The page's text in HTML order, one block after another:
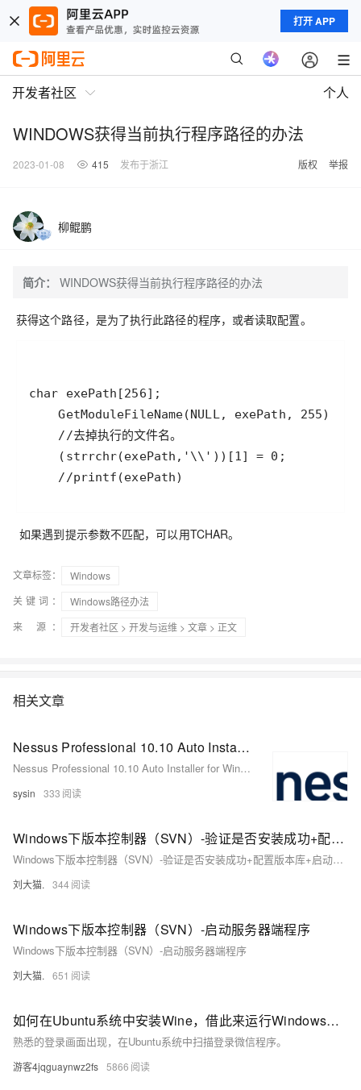
打开 APP
开发者社区 个人
WINDOWS获得当前执行程序路径的办法
2023-01-08 415 发布于浙江 版权 举报
柳鲲鹏
简介： WINDOWS获得当前执行程序路径的办法
获得这个路径，是为了执行此路径的程序，或者读取配置。
    //printf(exePath)
如果遇到提示参数不匹配，可以用TCHAR。
文章标签：
Windows
关键词：
Windows路径办法
来 源：
开发者社区 > 开发与运维 > 文章 > 正文
相关文章
Nessus Professional 10.10 Auto Installer for Windows - Nessus 自动化安装程序
Nessus Professional 10.10 Auto Installer for Windows - Nessus 自动化安装程序
sysin 333
Windows下版本控制器（SVN）-验证是否安装成功+配置版本库+启动服务器端程序
Windows下版本控制器（SVN）-验证是否安装成功+配置版本库+启动服务器端程序
刘大猫. 344
Windows下版本控制器（SVN）-启动服务器端程序
Windows下版本控制器（SVN）-启动服务器端程序
刘大猫. 651
如何在Ubuntu系统中安装Wine，借此来运行Windows程序
熟悉的登录画面出现，在Ubuntu系统中扫描登录微信程序。
游客4jqguaynwz2fs 5866